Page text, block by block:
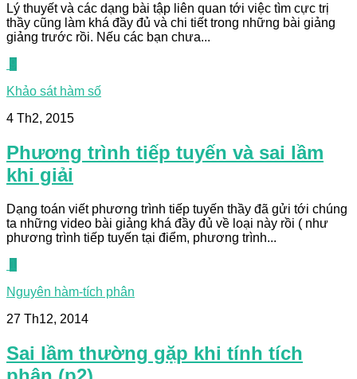
Lý thuyết và các dạng bài tập liên quan tới việc tìm cực trị
thầy cũng làm khá đầy đủ và chi tiết trong những bài giảng
giảng trước rồi. Nếu các bạn chưa...
Khảo sát hàm số
4 Th2, 2015
Phương trình tiếp tuyến và sai lầm
khi giải
Dạng toán viết phương trình tiếp tuyến thầy đã gửi tới chúng
ta những video bài giảng khá đầy đủ về loại này rồi ( như
phương trình tiếp tuyến tại điểm, phương trình...
Nguyên hàm-tích phân
27 Th12, 2014
Sai lầm thường gặp khi tính tích